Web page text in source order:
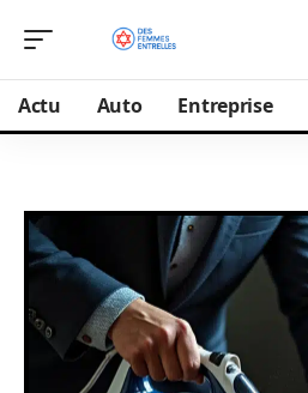
Actu Auto Entreprise